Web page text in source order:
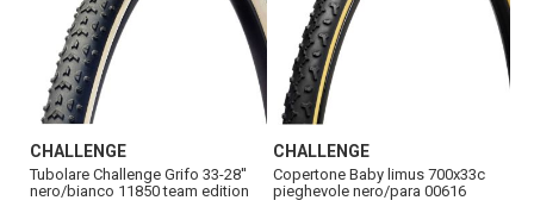
CHALLENGE
Tubolare Challenge Grifo 33-28''
nero/bianco 11850 team edition
CHALLENGE
Copertone Baby limus 700x33c
pieghevole nero/para 00616